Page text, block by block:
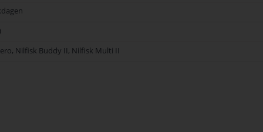
Nilfisk Buddy II, Nilfisk Multi II